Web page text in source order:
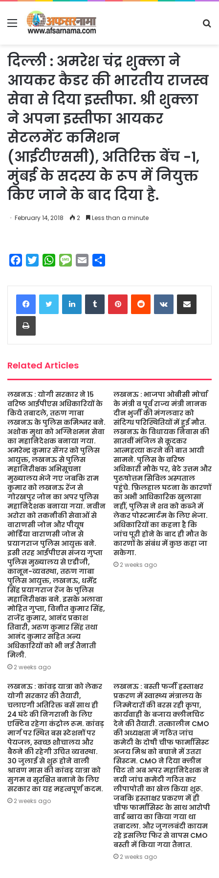
Menu
दिल्ली : अमरेश चंद्र शुक्ला ने
आयकर कैडर की भारतीय राजस्व
सेवा से दिया इस्तीफा. श्री शुक्ला
ने अपना इस्तीफा आयकर
सेटलमेंट कमिशन
(आईटीएससी), अतिरिक्त बेंच -1,
मुंबई के सदस्य के रूप में नियुक्त
किए जाने के बाद दिया है.
February 14, 2018 2 Less than a minute
c
e
b
o
o
i
t
t
W
a
t
s
M
s
s
a
a
i
a
r
e
LinkedInTumblrPinterestReddit VKontakteShare via Email
Print
Related Articles
लखनऊ : योगी सरकार ने 15
वरिष्ठ आईपीएस अधिकारियों के
किये तबादले, तरुण गाबा
लखनऊ के पुलिस कमिश्नर बने.
अशोक मुथा को अग्निशमन सेवा
का महानिदेशक बनाया गया.
अमरेन्द्र कुमार सेंगर को पुलिस
आयुक्त, लखनऊ से पुलिस
महानिरीक्षक अभिसूचना
मुख्यालय भेजे गए जबकि राम
कुमार को लखनऊ रेंज से
गोरखपुर जोन का अपर पुलिस
महानिदेशक बनाया गया. नवीन
अरोरा को तकनीकी सेवाओं से
वाराणसी जोन और पीयूष
मोर्डिया वाराणसी जोन से
प्रयागराज पुलिस आयुक्त बने.
इसी तरह आईपीएस संजय गुप्ता
पुलिस मुख्यालय से एडीजी,
कानून-व्यवस्था, तरुण गाबा
पुलिस आयुक्त, लखनऊ, धर्मेंद्र
सिंह प्रयागराज रेंज के पुलिस
महानिरीक्षक बने. इसके अलावा
मोहित गुप्ता, विनीत कुमार सिंह,
राजेंद्र कुमार, आनंद प्रकाश
तिवारी, अरुण कुमार सिंह तथा
आनंद कुमार सहित अन्य
अधिकारियों को भी नई तैनाती
मिली.
2 weeks ago
लखनऊ : भाजपा ओबीसी मोर्चा
के मंत्री व पूर्व राज्य मंत्री नानक
दीन भुर्जी की मंगलवार को
संदिग्ध परिस्थितियों में हुई मौत.
लखनऊ के विधायक निवास की
सातवीं मंजिल से कूदकर
आत्महत्या करने की बात आयी
सामने. पुलिस के वरिष्ठ
अधिकारी मौके पर, बेटे उत्तम और
पुरुषोत्तम सिविल अस्पताल
पहुंचे. फ़िलहाल घटना के कारणों
का अभी आधिकारिक खुलासा
नहीं, पुलिस ने शव को कब्जे में
लेकर पोस्टमार्टम के लिए भेजा.
अधिकारियों का कहना है कि
जांच पूरी होने के बाद ही मौत के
कारणों के संबंध में कुछ कहा जा
सकेगा.
2 weeks ago
लखनऊ : कांवड़ यात्रा को लेकर
योगी सरकार की तैयारी,
चलाएगी अतिरिक्त बसें साथ ही
24 घंटे की निगरानी के लिए
एक्टिव रहेगा कंट्रोल रूम. कांवड़
मार्ग पर स्थित बस स्टेशनों पर
पेयजल, स्वच्छ शौचालय और
बैठने की रहेगी उचित व्यवस्था.
30 जुलाई से शुरू होने वाली
श्रावण मास की कांवड़ यात्रा को
सुगम व सुरक्षित बनाने के लिए
सरकार का यह महत्वपूर्ण कदम.
2 weeks ago
लखनऊ : बस्ती फर्जी हस्ताक्षर
प्रकरण में स्वास्थ्य मंत्रालय के
जिम्मेदारों की बरस रही कृपा,
कार्यवाही के बजाय क्लीनचिट
देने की तैयारी. तत्कालीन CMO
की अध्यक्षता में गठित जांच
कमेटी के दोषी चीफ फार्मासिस्ट
अजय मिश्र को बचाने में उतरा
सिस्टम. CMO ने दिया क्लीन
चिट तो अब अपर महानिदेशक ने
नयी जांच कमेटी गठित कर
लीपापोती का खेल किया शुरू.
जबकि हस्ताक्षर प्रकरण में ही
चीफ फार्मासिस्ट के साथ आरोपी
वार्ड ब्वाय का किया गया था
तबादला. और जुगलबंदी कायम
रहे इसलिए फिर से वापस CMO
बस्ती में किया गया तैनात.
2 weeks ago